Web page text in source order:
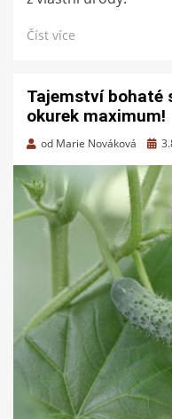
Číst více
Tajemství bohaté
okurek maximum!
od Marie Nováková